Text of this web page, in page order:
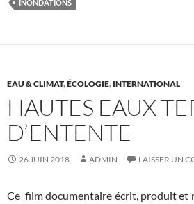
INONDATIONS
EAU & CLIMAT,ÉCOLOGIE, INTERNATIONAL
HAUTES EAUX
D’ENTENTE
26 JUIN 2018 ADMIN LAISSER UN
Ce film documentaire écrit, produit et